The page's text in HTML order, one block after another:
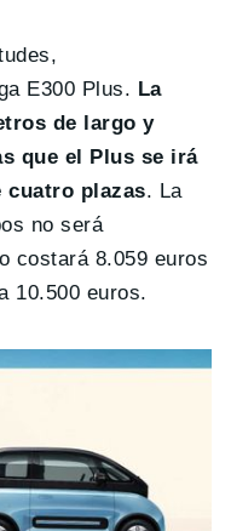
E300 Plus. La
de largo y
que el Plus se irá
cuatro plazas. La
no será
costará 8.059 euros
10.500 euros.